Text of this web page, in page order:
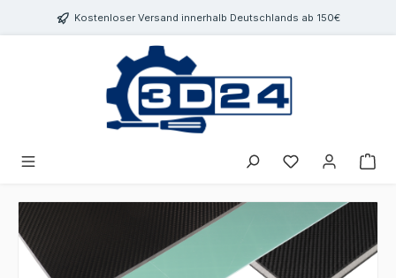
springenKostenloser Versand innerhalb Deutschlands ab 150€